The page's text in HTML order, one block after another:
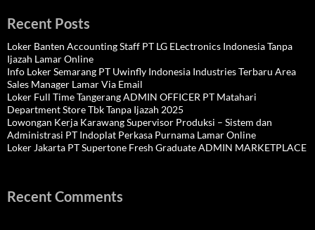
Recent Posts
Loker Banten Accounting Staff PT LG ELectronics Indonesia Tanpa
Ijazah Lamar Online
Info Loker Semarang PT Uwinfly Indonesia Industries Terbaru Area
Sales Manager Lamar Via Email
Loker Full Time Tangerang ADMIN OFFICER PT Matahari
Department Store Tbk Tanpa Ijazah 2025
Lowongan Kerja Karawang Supervisor Produksi – Sistem dan
Administrasi PT Indoplat Perkasa Purnama Lamar Online
Loker Jakarta PT Supertone Fresh Graduate ADMIN MARKETPLACE
Recent Comments